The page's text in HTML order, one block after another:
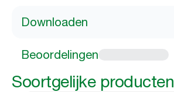
Downloaden
Beoordelingen
Soortgelijke producten